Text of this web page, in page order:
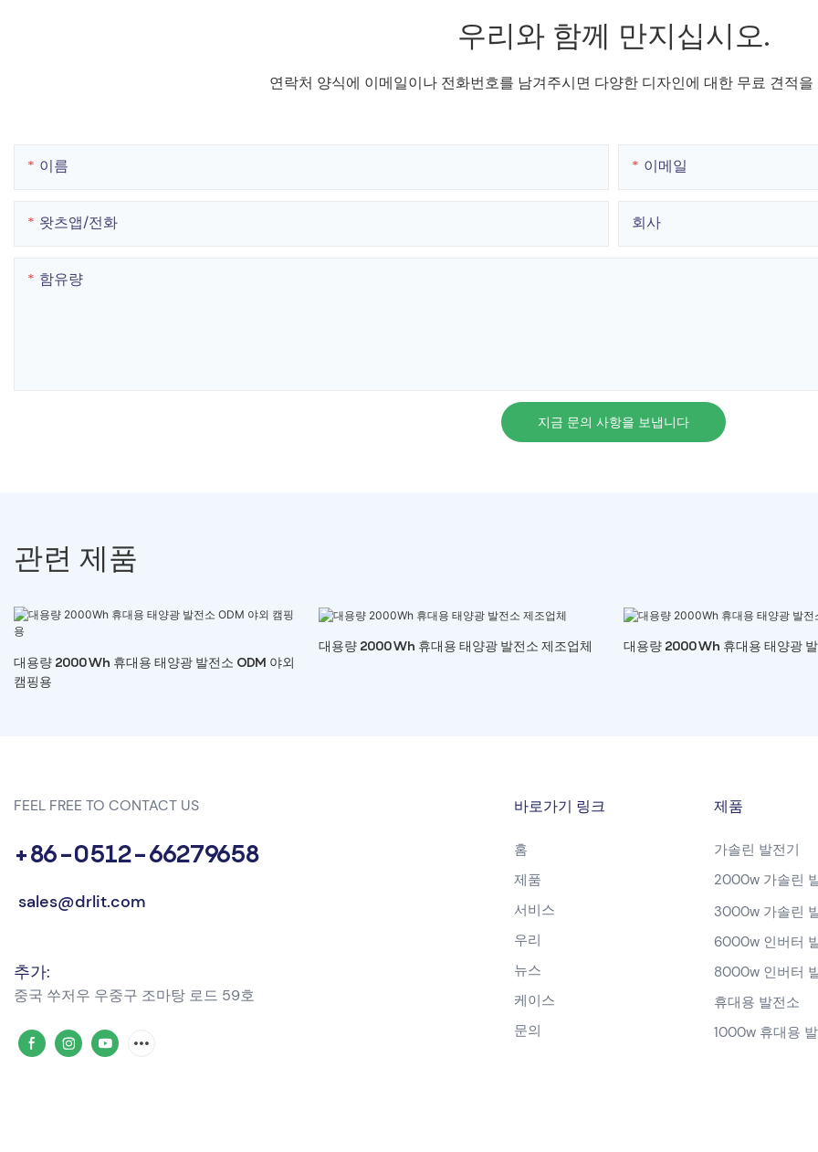
우리와 함께 만지십시오.
연락처 양식에 이메일이나 전화번호를 남겨주시면 다양한 디자인에 대한 무료 견적
이름 이메일
왓츠앱/전화 회사
함유량
지금 문의 사항을 보냅니다
관련 제품
대용량 2000Wh 휴대용 태양광 발전소 ODM 야외
캠핑용
대용량 2000Wh 휴대용 태양광 발전소 제조업체 대용량 2000Wh 휴대용 태양광
FEEL FREE TO CONTACT US
+86-0512-66279658
sales@drlit.com
추가:
중국 쑤저우 우중구 조마탕 ​​로드 59호
바로가기 링크
홈
제품
서비스
우리
뉴스
케이스
문의
제품
가솔린 발전기
2000w 가솔린
3000w 가솔린
6000w 인버터
8000w 인버터
휴대용 발전소
1000w 휴대용